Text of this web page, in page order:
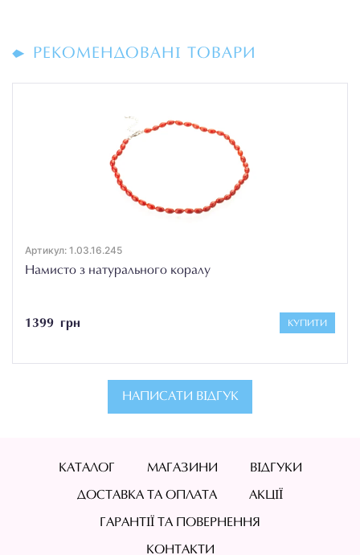
РЕКОМЕНДОВАНІ ТОВАРИ
Артикул: 1.03.16.245
Намисто з натурального коралу
1399 грн КУПИТИ
НАПИСАТИ ВІДГУК
КАТАЛОГ МАГАЗИНИ ВІДГУКИ
ДОСТАВКА ТА ОПЛАТА АКЦІЇ
ГАРАНТІЇ ТА ПОВЕРНЕННЯ
КОНТАКТИ